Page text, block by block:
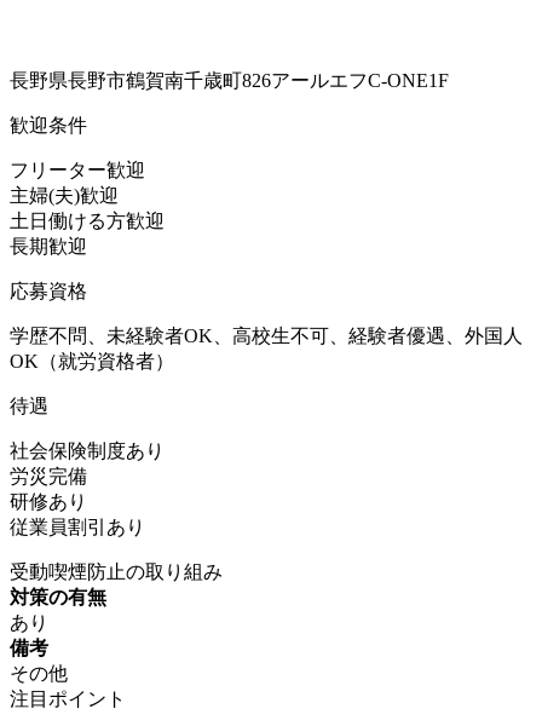
長野県長野市鶴賀南千歳町826アールエフC-ONE1F
歓迎条件
フリーター歓迎
主婦(夫)歓迎
土日働ける方歓迎
長期歓迎
応募資格
学歴不問、未経験者OK、高校生不可、経験者優遇、外国人
OK（就労資格者）
待遇
社会保険制度あり
労災完備
研修あり
従業員割引あり
受動喫煙防止の取り組み
対策の有無
あり
備考
その他
注目ポイント